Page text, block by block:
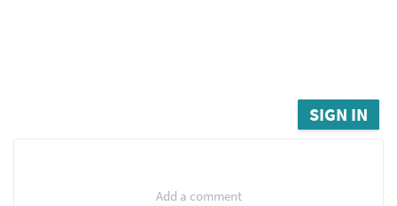
SIGN IN
Add a comment